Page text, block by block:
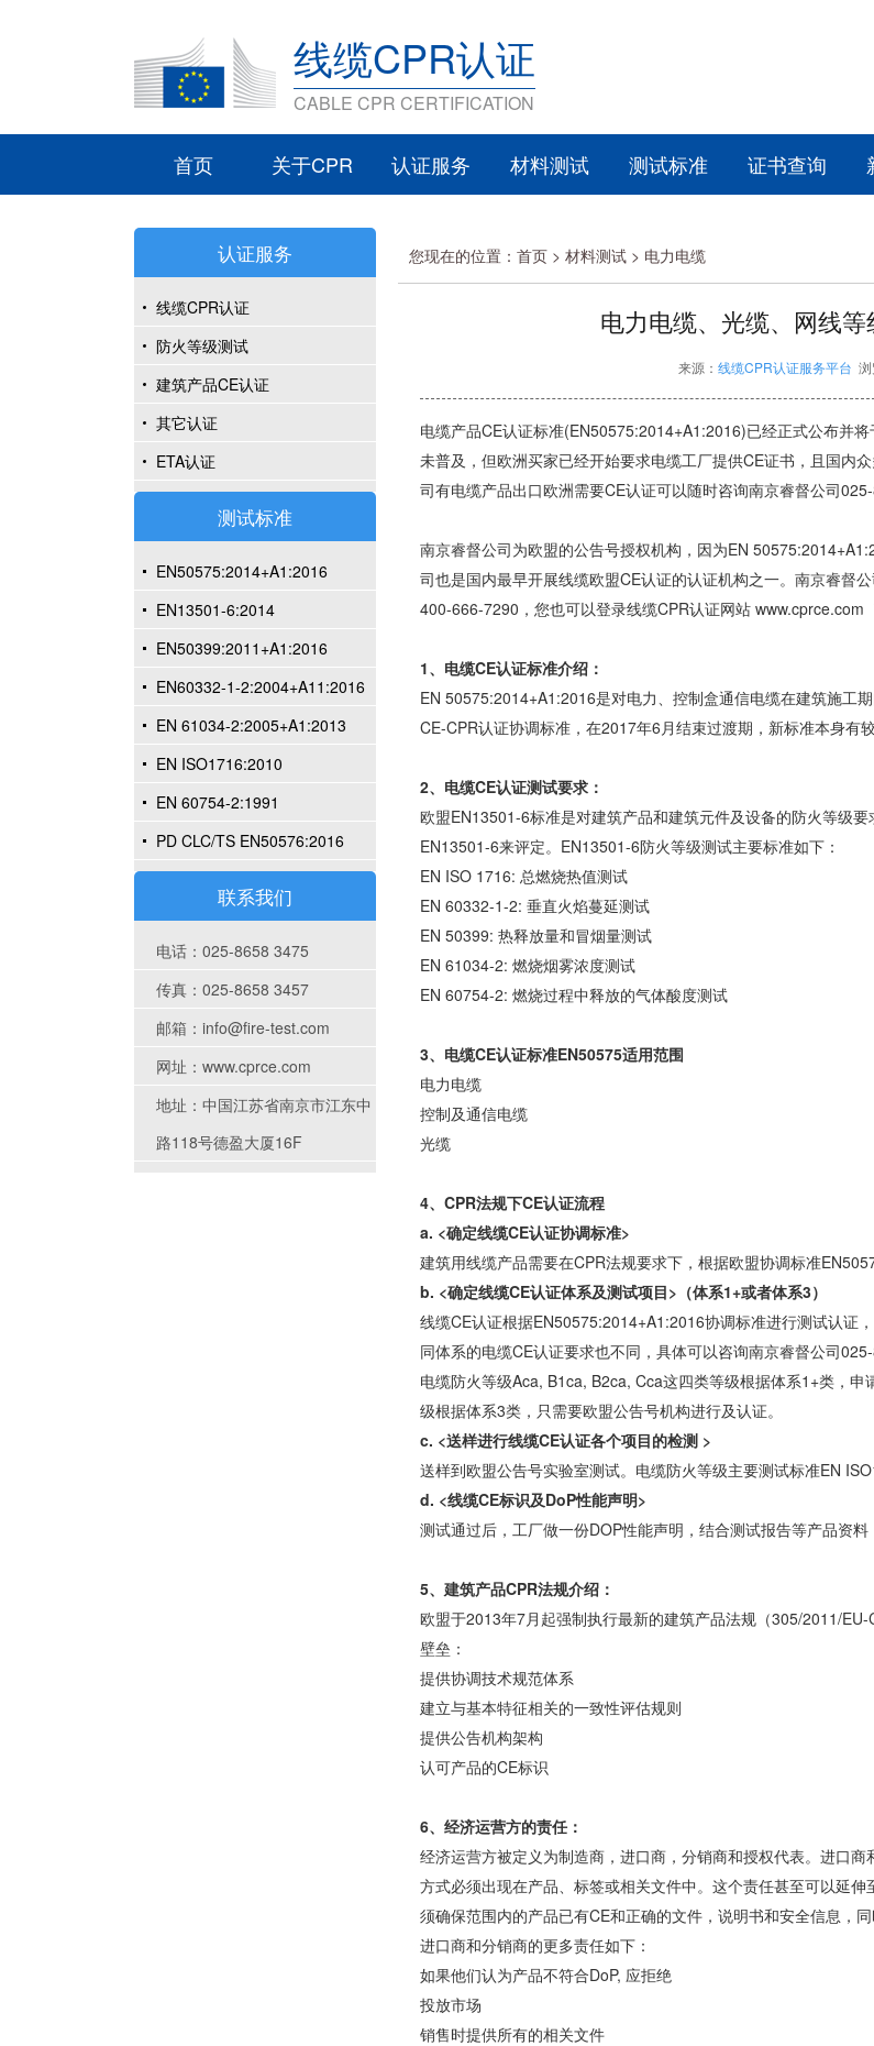
线缆CPR认证
CABLE CPR CERTIFICATION
首页 关于CPR 认证服务 材料测试 测试标准 证书查询
认证服务
线缆CPR认证
防火等级测试
建筑产品CE认证
其它认证
ETA认证
测试标准
EN50575:2014+A1:2016
EN13501-6:2014
EN50399:2011+A1:2016
EN60332-1-2:2004+A11:2016
EN 61034-2:2005+A1:2013
EN ISO1716:2010
EN 60754-2:1991
PD CLC/TS EN50576:2016
联系我们
电话：025-8658 3475
传真：025-8658 3457
邮箱：info@fire-test.com
网址：www.cprce.com
地址：中国江苏省南京市江东中
路118号德盈大厦16F
您现在的位置： 首页 > 材料测试 > 电力电缆
电力电缆、光缆、网线
来源： 线缆CPR认证服务平台
电缆产品CE认证标准(EN50575:2014+A1:2016)已经正式公布并
未普及，但欧洲买家已经开始要求电缆工厂提供CE证书，且国内
司有电缆产品出口欧洲需要CE认证可以随时咨询南京睿督公司025-
南京睿督公司为欧盟的公告号授权机构，因为EN
司也是国内最早开展线缆欧盟CE认证的认证机构之一。南京睿督
400-666-7290，您也可以登录线缆CPR认证网站 www.cprce.com
1、电缆CE认证标准介绍：
EN 50575:2014+A1:2016是对电力、控制盒通信电缆在建筑施工
CE-CPR认证协调标准，在2017年6月结束过渡期，新标准本身有
2、电缆CE认证测试要求：
欧盟EN13501-6标准是对建筑产品和建筑元件及设备的防火等级
EN13501-6来评定。EN13501-6防火等级测试主要标准如下：
EN ISO 1716: 总燃烧热值测试
EN 60332-1-2: 垂直火焰蔓延测试
EN 50399: 热释放量和冒烟量测试
EN 61034-2: 燃烧烟雾浓度测试
EN 60754-2: 燃烧过程中释放的气体酸度测试
3、电缆CE认证标准EN50575适用范围
电力电缆
控制及通信电缆
光缆
4、CPR法规下CE认证流程
a. <确定线缆CE认证协调标准>
建筑用线缆产品需要在CPR法规要求下，根据欧盟协调标准
b. <确定线缆CE认证体系及测试项目>（体系1+或者体系3）
线缆CE认证根据EN50575:2014+A1:2016协调标准进行测试认证
同体系的电缆CE认证要求也不同，具体可以咨询南京睿督公司025-
电缆防火等级Aca, B1ca, B2ca, Cca这四类等级根据体系1+类，
级根据体系3类，只需要欧盟公告号机构进行及认证。
c. <送样进行线缆CE认证各个项目的检测 >
送样到欧盟公告号实验室测试。电缆防火等级主要测试标准EN
d. <线缆CE标识及DoP性能声明>
测试通过后，工厂做一份DOP性能声明，结合测试报告等产品资料
5、建筑产品CPR法规介绍：
欧盟于2013年7月起强制执行最新的建筑产品法规（305/2011/
壁垒：
提供协调技术规范体系
建立与基本特征相关的一致性评估规则
提供公告机构架构
认可产品的CE标识
6、经济运营方的责任：
经济运营方被定义为制造商，进口商，分销商和授权代表。进口
方式必须出现在产品、标签或相关文件中。这个责任甚至可以延
须确保范围内的产品已有CE和正确的文件，说明书和安全信息，
进口商和分销商的更多责任如下：
如果他们认为产品不符合DoP, 应拒绝
投放市场
销售时提供所有的相关文件